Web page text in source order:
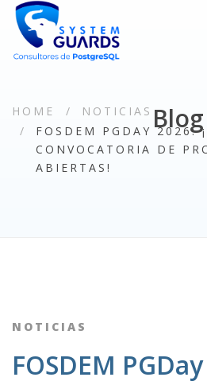
Blog
HOME
NOTICIAS
FOSDEM PGDAY 2026:
CONVOCATORIA DE
ABIERTAS!
NOTICIAS
FOSDEM